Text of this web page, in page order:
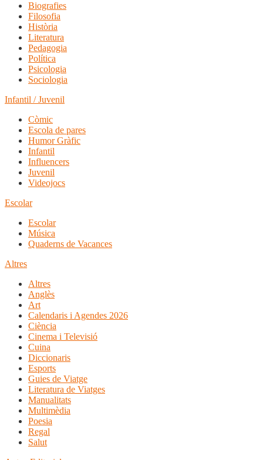
Biografies
Filosofia
Història
Literatura
Pedagogia
Política
Psicologia
Sociologia
Infantil / Juvenil
Còmic
Escola de pares
Humor Gràfic
Infantil
Influencers
Juvenil
Videojocs
Escolar
Escolar
Música
Quaderns de Vacances
Altres
Altres
Anglès
Art
Calendaris i Agendes 2026
Ciència
Cinema i Televisió
Cuina
Diccionaris
Esports
Guies de Viatge
Literatura de Viatges
Manualitats
Multimèdia
Poesia
Regal
Salut